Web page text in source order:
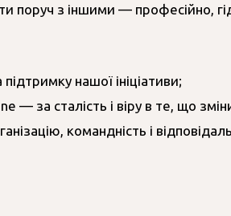
поруч з іншими — професійно,
нашої ініціативи;
— за сталість і віру в те, що
командність і